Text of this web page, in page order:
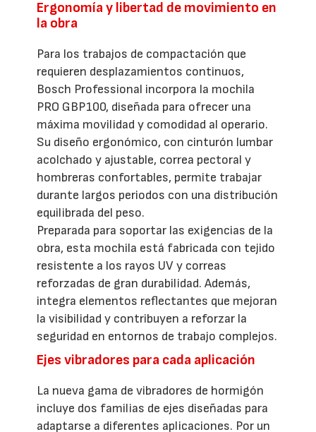
Ergonomía y libertad de movimiento en
la obra
Para los trabajos de compactación que
requieren desplazamientos continuos,
Bosch Professional incorpora la mochila
PRO GBP100, diseñada para ofrecer una
máxima movilidad y comodidad al operario.
Su diseño ergonómico, con cinturón lumbar
acolchado y ajustable, correa pectoral y
hombreras confortables, permite trabajar
durante largos periodos con una distribución
equilibrada del peso.
Preparada para soportar las exigencias de la
obra, esta mochila está fabricada con tejido
resistente a los rayos UV y correas
reforzadas de gran durabilidad. Además,
integra elementos reflectantes que mejoran
la visibilidad y contribuyen a reforzar la
seguridad en entornos de trabajo complejos.
Ejes vibradores para cada aplicación
La nueva gama de vibradores de hormigón
incluye dos familias de ejes diseñadas para
adaptarse a diferentes aplicaciones. Por un